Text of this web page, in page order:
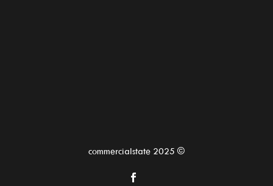
© 2025 commercialstate